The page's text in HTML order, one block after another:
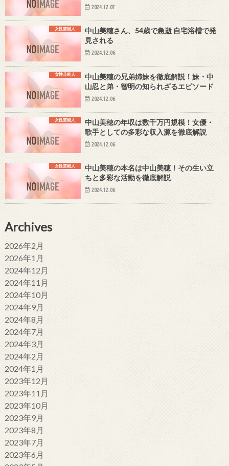
2024.12.07
女性芸能人
中山美穂さん、54歳で急逝 自宅浴槽で発
見される
2024.12.06
女性芸能人
中山美穂の兄弟姉妹を徹底解説！妹・中
山忍と弟・智明の知られざるエピソード
2024.12.06
女性芸能人
中山美穂の年収は数千万円規模！女優・
歌手としての多彩な収入源を徹底解説
2024.12.06
女性芸能人
中山美穂の本名は中山美穂！その生い立
ちと多彩な活動を徹底解説
2024.12.06
Archives
2026年2月
2026年1月
2024年12月
2024年11月
2024年10月
2024年9月
2024年8月
2024年7月
2024年3月
2024年2月
2024年1月
2023年12月
2023年11月
2023年10月
2023年9月
2023年8月
2023年7月
2023年6月